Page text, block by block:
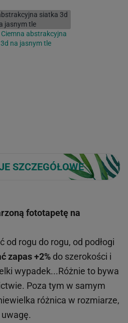
abstrakcyjna
na jasnym tle
SZCZEGÓŁOWE
fototapetę na
rogu do rogu, od podłogi
zapas +2% do szerokości i
wypadek...Różnie to bywa
Poza tym w samym
różnica w rozmiarze,